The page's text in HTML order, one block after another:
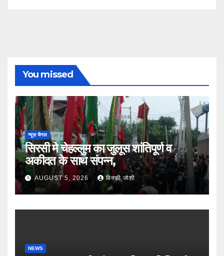
You missed
न्यूज़ चैनल
सिरसी मे चेहल्लुम का जुलूस शांतिपूर्ण व
अकीदत के साथ संपन्न,
AUGUST 5, 2026 विक्की जोशी
NEWS